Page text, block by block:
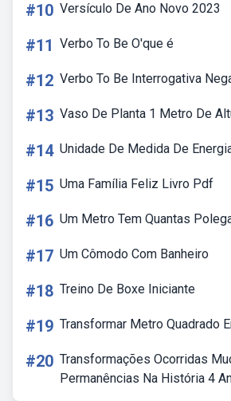
#10 Versículo De Ano Novo 2023
#11 Verbo To Be O'que é
#12 Verbo To Be Interrogativa
#13 Vaso De Planta 1 Metro De
#14 Unidade De Medida De
#15 Uma Família Feliz Livro Pdf
#16 Um Metro Tem Quantas
#17 Um Cômodo Com Banheiro
#18 Treino De Boxe Iniciante
#19 Transformar Metro Quadrado
#20 Transformações Ocorridas
Permanências Na História 4